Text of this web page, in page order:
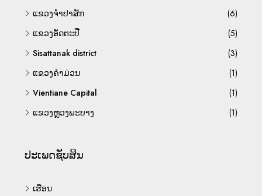
ແຂວງຈຳປາສັກ
(6)
ແຂວງອັດຕະປື
(5)
Sisattanak district
(3)
ແຂວງຄຳມ່ວນ
(1)
Vientiane Capital
(1)
ແຂວງຫຼວງພະບາງ
(1)
ປະເພດຊັບສິນ
ເຮືອນ